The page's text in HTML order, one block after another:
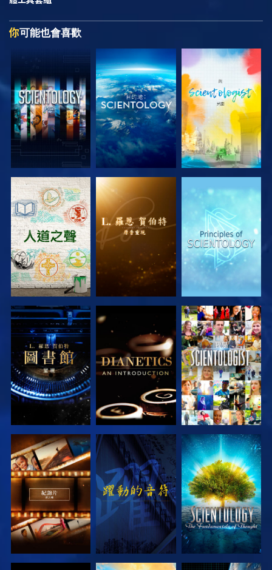
你可能也會喜歡
探索系列節目 探索系列節目 探索系列節目
探索系列節目 探索系列節目 觀看
探索系列節目 觀看 探索系列節目